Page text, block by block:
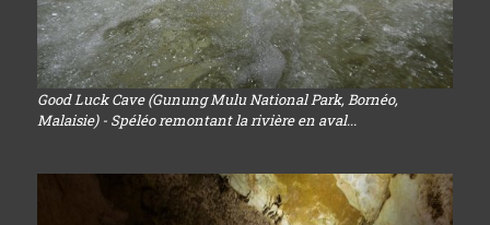
Good Luck Cave (Gunung Mulu National Park, Bornéo,
Malaisie) - Spéléo remontant la rivière en aval...